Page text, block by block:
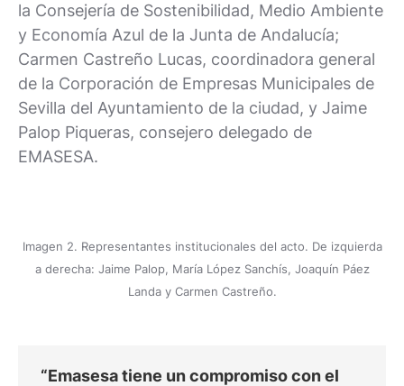
la Consejería de Sostenibilidad, Medio Ambiente
y Economía Azul de la Junta de Andalucía;
Carmen Castreño Lucas, coordinadora general
de la Corporación de Empresas Municipales de
Sevilla del Ayuntamiento de la ciudad, y Jaime
Palop Piqueras, consejero delegado de
EMASESA.
Imagen 2. Representantes institucionales del acto. De izquierda
a derecha: Jaime Palop, María López Sanchís, Joaquín Páez
Landa y Carmen Castreño.
“Emasesa tiene un compromiso con el